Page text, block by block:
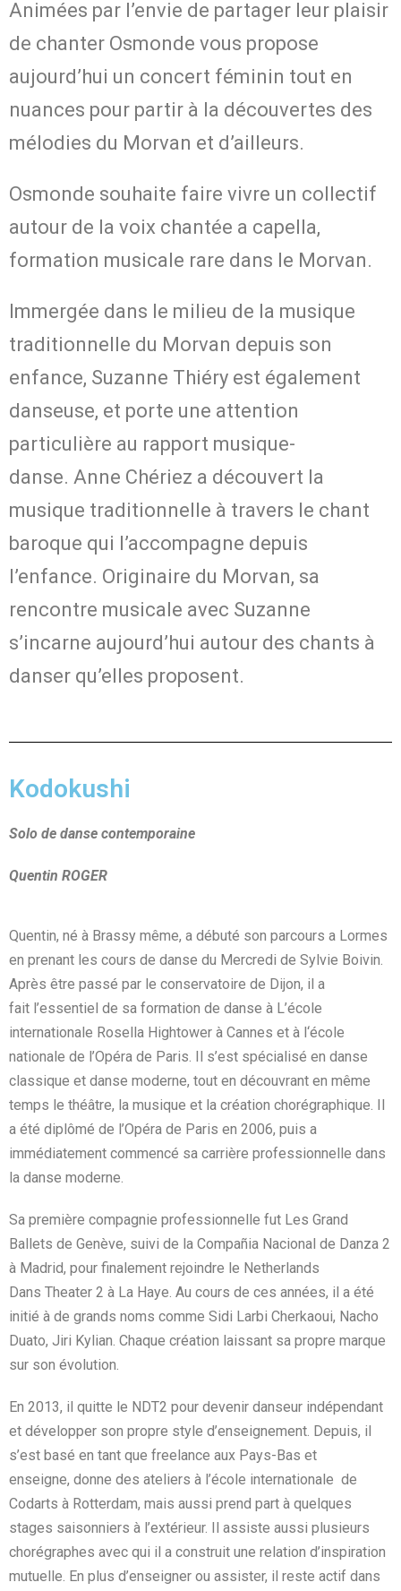
Animées par l’envie de partager leur plaisir
de chanter Osmonde vous propose
aujourd’hui un concert féminin tout en
nuances pour partir à la découvertes des
mélodies du Morvan et d’ailleurs.
Osmonde souhaite faire vivre un collectif
autour de la voix chantée a capella,
formation musicale rare dans le Morvan.
Immergée dans le milieu de la musique
traditionnelle du Morvan depuis son
enfance, Suzanne Thiéry est également
danseuse, et porte une attention
particulière au rapport musique-
danse. Anne Chériez a découvert la
musique traditionnelle à travers le chant
baroque qui l’accompagne depuis
l’enfance. Originaire du Morvan, sa
rencontre musicale avec Suzanne
s’incarne aujourd’hui autour des chants à
danser qu’elles proposent.
Kodokushi
Solo de danse contemporaine
Quentin ROGER
Quentin, né à Brassy même, a débuté son parcours a Lormes
en prenant les cours de danse du Mercredi de Sylvie Boivin.
Après être passé par le conservatoire de Dijon, il a
fait l’essentiel de sa formation de danse à L’école
internationale Rosella Hightower à Cannes et à l ‘école
nationale de l’Opéra de Paris. Il s’est spécialisé en danse
classique et danse moderne, tout en découvrant en même
temps le théâtre, la musique et la création chorégraphique. Il
a été diplômé de l’Opéra de Paris en 2006, puis a
immédiatement commencé sa carrière professionnelle dans
la danse moderne.
Sa première compagnie professionnelle fut Les Grand
Ballets de Genève, suivi de la Compañia Nacional de Danza 2
à Madrid, pour finalement rejoindre le Netherlands
Dans Theater 2 à La Haye. Au cours de ces années, il a été
initié à de grands noms comme Sidi Larbi Cherkaoui, Nacho
Duato, Jiri Kylian. Chaque création laissant sa propre marque
sur son évolution.
En 2013, il quitte le NDT2 pour devenir danseur indépendant
et développer son propre style d’enseignement. Depuis, il
s’est basé en tant que freelance aux Pays-Bas et
enseigne, donne des ateliers à l’école internationale de
Codarts à Rotterdam, mais aussi prend part à quelques
stages saisonniers à l’extérieur. Il assiste aussi plusieurs
chorégraphes avec qui il a construit une relation d’inspiration
mutuelle. En plus d’enseigner ou assister, il reste actif dans